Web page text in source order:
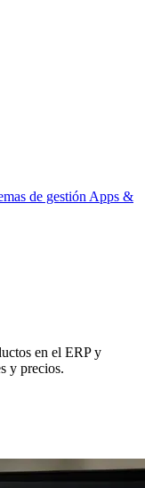
de gestión Apps &
en el ERP y
y precios.